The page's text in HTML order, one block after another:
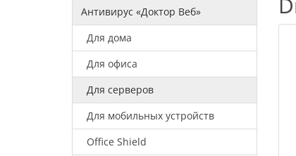
Антивирус «Доктор Веб»
Для дома
Для офиса
Для серверов
Для мобильных устройств
Office Shield